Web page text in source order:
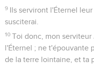
9 Ils serviront l'Éternel
susciterai.
10 Toi donc, mon
l'Éternel ; ne t'épouvante
de la terre lointaine, et ta